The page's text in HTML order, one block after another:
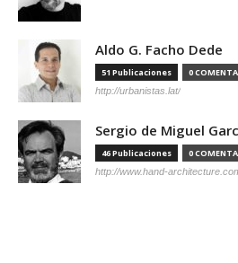
Aldo G. Facho Dede
51 Publicaciones 0
http://urbanistas.lat/
Sergio de Miguel
46 Publicaciones 0
http://www.hand-